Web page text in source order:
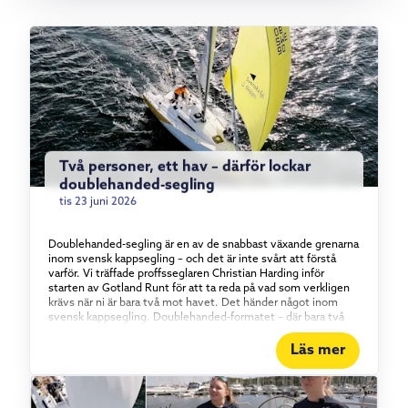
Två personer, ett hav – därför lockar
doublehanded-segling
tis 23 juni 2026
Doublehanded-segling är en av de snabbast växande grenarna
inom svensk kappsegling – och det är inte svårt att förstå
varför. Vi träffade proffsseglaren Christian Harding inför
starten av Gotland Runt för att ta reda på vad som verkligen
krävs när ni är bara två mot havet. Det händer något inom
svensk kappsegling. Doublehanded-formatet – där bara två
personer bemannar båten – har vuxit stadigt under det
senaste och ett halvt decenniet, och intresset visar inga
tecken på att mattas av. Vi tog en tur med proffsseglaren
Christian Harding, som i år seglar Gotland Runt tillsammans
med äventyraren Aron Andersson ombord på vår Elan 310
Groundbreaker. Vad det egentligen är som lockar med att
Läs mer